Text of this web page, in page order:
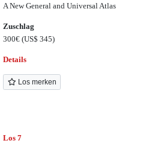
A New General and Universal Atlas
Zuschlag
300€(US$ 345)
Details
Los merken
Los 7